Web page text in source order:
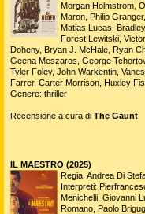
Morgan Holmstrom,
Maron, Philip
Matias Lucas,
Forest Lewitski,
Doheny, Bryan J. McHale, Ryan
Geena Meszaros, George
Tyler Foley, John Warkentin,
Farrer, Carter Morrison, Huxley
Genere: thriller
Recensione a cura di The Gaunt
IL MAESTRO (2025)
Regia: Andrea Di
Interpreti:
Menichelli, Giovanni
Romano, Paolo